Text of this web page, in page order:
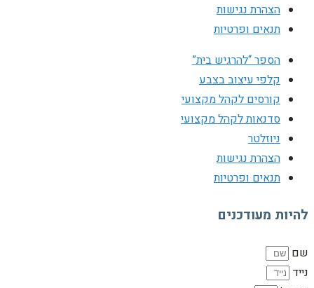
הצהרת נגישות
תנאים ופרטיות
הספר “להרגיש בית”
קלפי עיצוב בצבע
קורסים לקהל מקצועי
סדנאות לקהל מקצועי
ניוזלטר
הצהרת נגישות
תנאים ופרטיות
להיות מעודכנים
שם
נייד